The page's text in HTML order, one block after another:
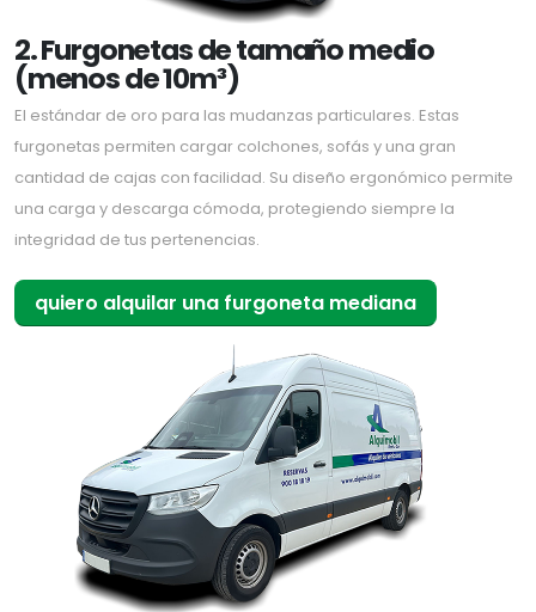
2. Furgonetas de tamaño medio
(menos de 10m³)
El estándar de oro para las mudanzas particulares. Estas
furgonetas permiten cargar colchones, sofás y una gran
cantidad de cajas con facilidad. Su diseño ergonómico permite
una carga y descarga cómoda, protegiendo siempre la
integridad de tus pertenencias.
quiero alquilar una furgoneta mediana